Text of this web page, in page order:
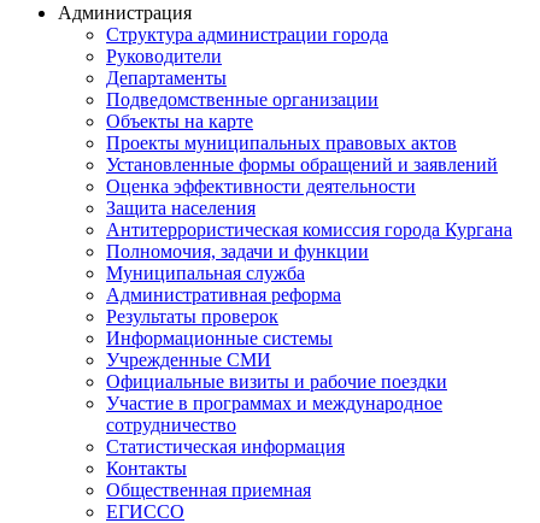
Администрация
Структура администрации города
Руководители
Департаменты
Подведомственные организации
Объекты на карте
Проекты муниципальных правовых актов
Установленные формы обращений и заявлений
Оценка эффективности деятельности
Защита населения
Антитеррористическая комиссия города Кургана
Полномочия, задачи и функции
Муниципальная служба
Административная реформа
Результаты проверок
Информационные системы
Учрежденные СМИ
Официальные визиты и рабочие поездки
Участие в программах и международное
сотрудничество
Статистическая информация
Контакты
Общественная приемная
ЕГИССО